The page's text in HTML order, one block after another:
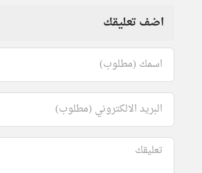
اضف تعليقك